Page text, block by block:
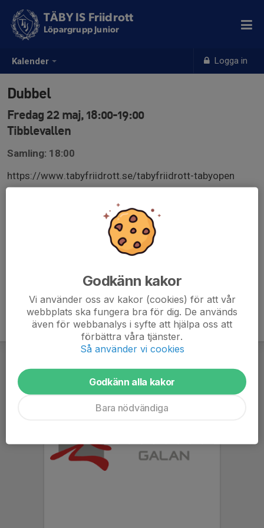
Kalender Logga in
TÄBY IS Friidrott
Löpargrupp Junior
Dubbel
Fredag 22 maj, 18:00-19:00
Tibblevallen
Samling: 18:00
https://www.tabyfriidrott.se/tabyfriidrott-tabyopen
Godkänn kakor
Vi använder oss av kakor (cookies) för att vår
webbplats ska fungera bra för dig. De används
även för webbanalys i syfte att hjälpa oss att
förbättra våra tjänster.
Så använder vi cookies
Godkänn alla kakor
Bara nödvändiga